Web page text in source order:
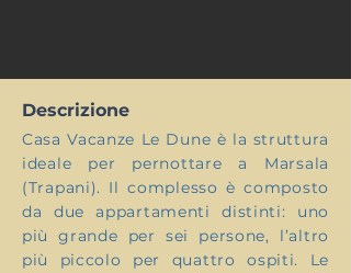
Descrizione
Casa Vacanze Le Dune è la struttura
ideale per pernottare a Marsala
(Trapani). Il complesso è composto
da due appartamenti distinti: uno
più grande per sei persone, l’altro
più piccolo per quattro ospiti. Le